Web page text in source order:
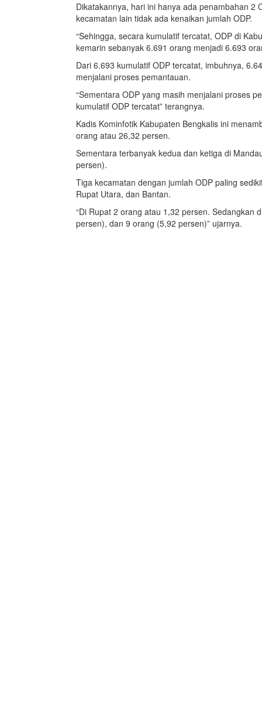
Dikatakannya, hari ini hanya ada penambahan 2
kecamatan lain tidak ada kenaikan jumlah ODP.
“Sehingga, secara kumulatif tercatat, ODP di
kemarin sebanyak 6.691 orang menjadi 6.693
Dari 6.693 kumulatif ODP tercatat, imbuhnya,
menjalani proses pemantauan.
“Sementara ODP yang masih menjalani proses
kumulatif ODP tercatat” terangnya.
Kadis Kominfotik Kabupaten Bengkalis ini
orang atau 26,32 persen.
Sementara terbanyak kedua dan ketiga di
persen).
Tiga kecamatan dengan jumlah ODP paling
Rupat Utara, dan Bantan.
“Di Rupat 2 orang atau 1,32 persen. Sedangkan
persen), dan 9 orang (5,92 persen)” ujarnya.